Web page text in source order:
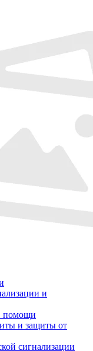
и
помощи
и защиты от
сигнализации